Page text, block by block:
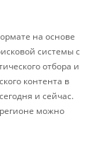
на основе
системы с
отбора и
контента в
и сейчас.
можно